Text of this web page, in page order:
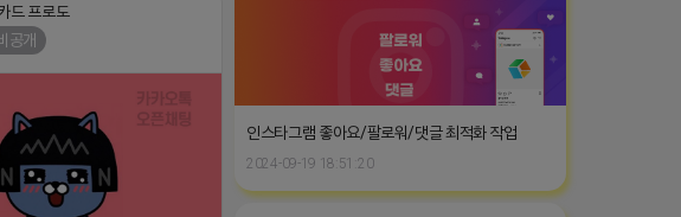
인스타그램 좋아요/팔로워/댓글 최적화 작업
2024-09-19 18:51:20
드 프로도
공개